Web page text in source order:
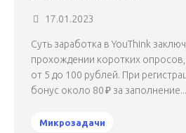
17.01.2023
Суть заработка в YouThink
прохождении коротких
от 5 до 100 рублей. При
бонус около 80 ₽ за заполнение...
Микрозадачи